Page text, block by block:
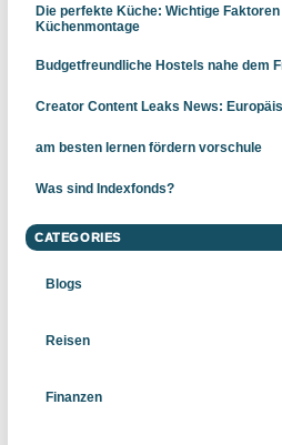
Die perfekte Küche: Wichtige
Küchenmontage
Budgetfreundliche Hostels nahe dem
Creator Content Leaks News:
am besten lernen fördern vorschule
Was sind Indexfonds?
CATEGORIES
Blogs
Reisen
Finanzen